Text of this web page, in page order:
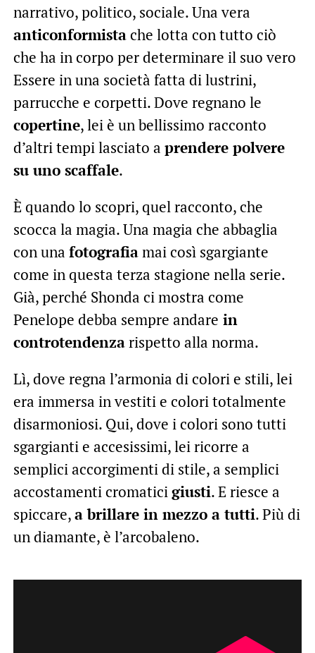
narrativo, politico, sociale. Una vera
anticonformistache lotta con tutto ciò
che ha in corpo per determinare il suo vero
Essere in una società fatta di lustrini,
parrucche e corpetti. Dove regnano le
copertine, lei è un bellissimo racconto
d’altri tempi lasciato a prendere polvere
su uno scaffale.
È quando lo scopri, quel racconto, che
scocca la magia. Una magia che abbaglia
con una fotografiamai così sgargiante
come in questa terza stagione nella serie.
Già, perché Shonda ci mostra come
Penelope debba sempre andare in
controtendenzarispetto alla norma.
Lì, dove regna l’armonia di colori e stili, lei
era immersa in vestiti e colori totalmente
disarmoniosi. Qui, dove i colori sono tutti
sgargianti e accesissimi, lei ricorre a
semplici accorgimenti di stile, a semplici
accostamenti cromatici giusti. E riesce a
spiccare,a brillare in mezzo a tutti. Più di
un diamante, è l’arcobaleno.